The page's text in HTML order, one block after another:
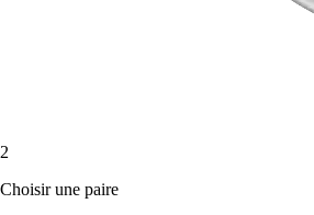
2
Choisir une paire